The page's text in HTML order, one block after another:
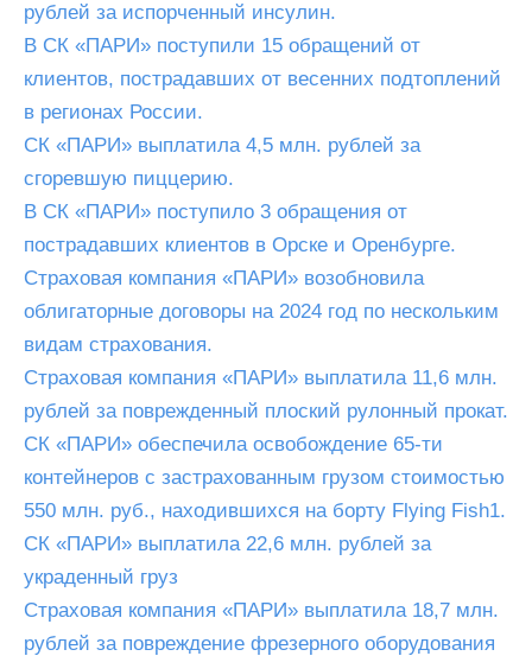
рублей за испорченный инсулин.
В СК «ПАРИ» поступили 15 обращений от
клиентов, пострадавших от весенних подтоплений
в регионах России.
СК «ПАРИ» выплатила 4,5 млн. рублей за
сгоревшую пиццерию.
В СК «ПАРИ» поступило 3 обращения от
пострадавших клиентов в Орске и Оренбурге.
Страховая компания «ПАРИ» возобновила
облигаторные договоры на 2024 год по нескольким
видам страхования.
Страховая компания «ПАРИ» выплатила 11,6 млн.
рублей за поврежденный плоский рулонный прокат.
СК «ПАРИ» обеспечила освобождение 65-ти
контейнеров с застрахованным грузом стоимостью
550 млн. руб., находившихся на борту Flying Fish1.
СК «ПАРИ» выплатила 22,6 млн. рублей за
украденный груз
Страховая компания «ПАРИ» выплатила 18,7 млн.
рублей за повреждение фрезерного оборудования